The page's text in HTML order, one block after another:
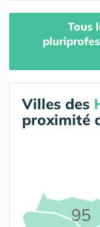
Tous
Villes des
proximité
95